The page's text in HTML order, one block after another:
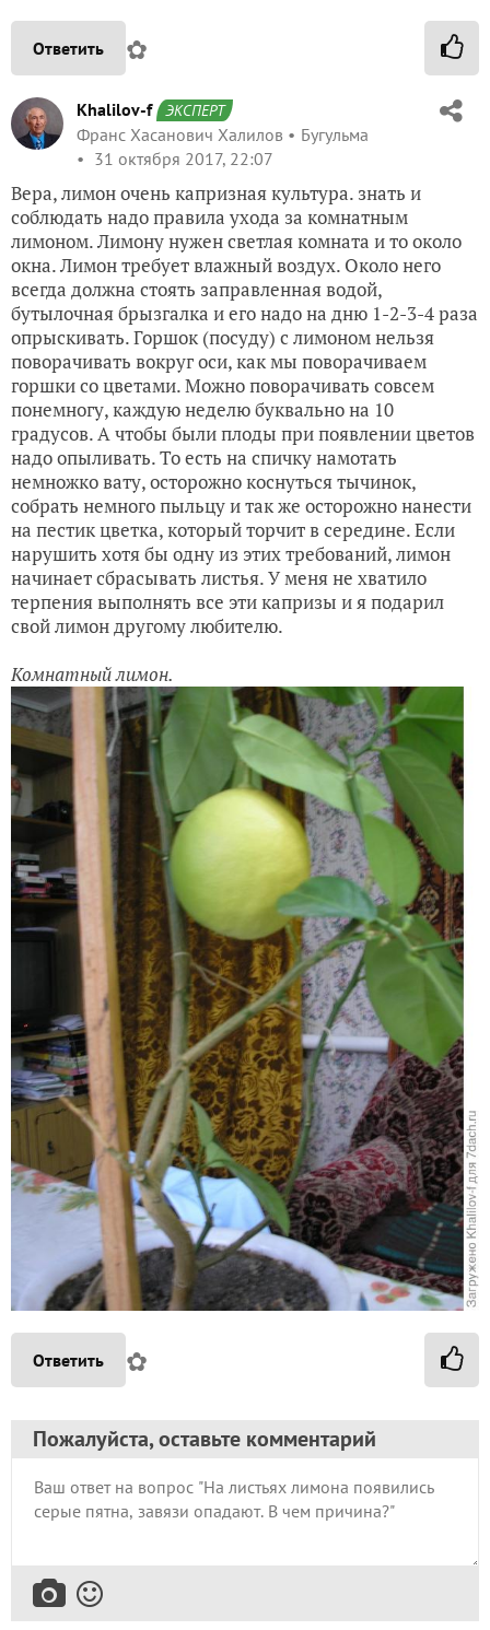
Ответить ✿
Khalilov-f ЭКСПЕРТ
Франс Хасанович Халилов
Бугульма
31 октября 2017, 22:07
Вера, лимон очень капризная культура. знать и
соблюдать надо правила ухода за комнатным
лимоном. Лимону нужен светлая комната и то около
окна. Лимон требует влажный воздух. Около него
всегда должна стоять заправленная водой,
бутылочная брызгалка и его надо на дню 1-2-3-4 раза
опрыскивать. Горшок (посуду) с лимоном нельзя
поворачивать вокруг оси, как мы поворачиваем
горшки со цветами. Можно поворачивать совсем
понемногу, каждую неделю буквально на 10
градусов. А чтобы были плоды при появлении цветов
надо опыливать. То есть на спичку намотать
немножко вату, осторожно коснуться тычинок,
собрать немного пыльцу и так же осторожно нанести
на пестик цветка, который торчит в середине. Если
нарушить хотя бы одну из этих требований, лимон
начинает сбрасывать листья. У меня не хватило
терпения выполнять все эти капризы и я подарил
свой лимон другому любителю.
Комнатный лимон.
Ответить ✿
Пожалуйста, оставьте комментарий